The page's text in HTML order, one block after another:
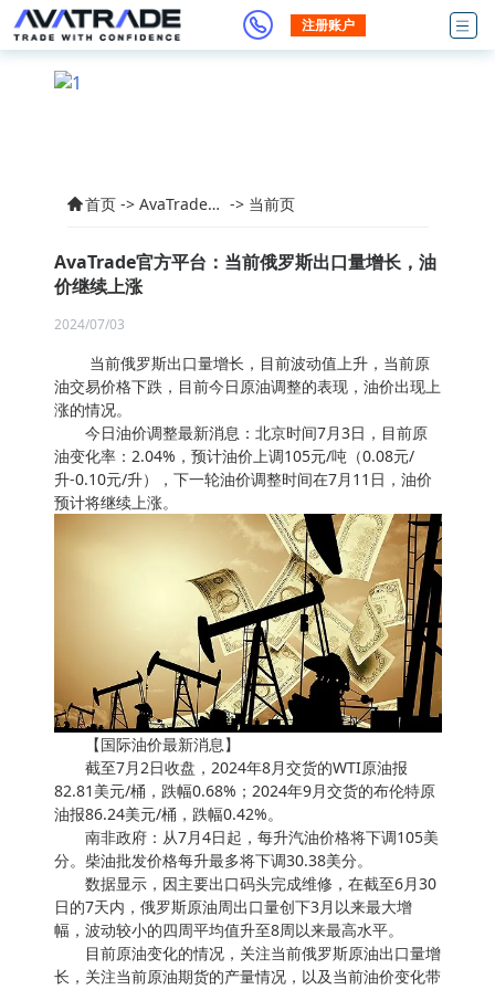
注册账户
首页 -> AvaTrade交 -> 当前页
AvaTrade官方平台：当前俄罗斯出口量增长，油
价继续上涨
2024/07/03
当前俄罗斯出口量增长，目前波动值上升，当前原
油交易价格下跌，目前今日原油调整的表现，油价出现上
涨的情况。
今日油价调整最新消息：北京时间7月3日，目前原
油变化率：2.04%，预计油价上调105元/吨（0.08元/
升-0.10元/升），下一轮油价调整时间在7月11日，油价
预计将继续上涨。
【国际油价最新消息】
截至7月2日收盘，2024年8月交货的WTI原油报
82.81美元/桶，跌幅0.68%；2024年9月交货的布伦特原
油报86.24美元/桶，跌幅0.42%。
南非政府：从7月4日起，每升汽油价格将下调105美
分。柴油批发价格每升最多将下调30.38美分。
数据显示，因主要出口码头完成维修，在截至6月30
日的7天内，俄罗斯原油周出口量创下3月以来最大增
幅，波动较小的四周平均值升至8周以来最高水平。
目前原油变化的情况，关注当前俄罗斯原油出口量增
长，关注当前原油期货的产量情况，以及当前油价变化带